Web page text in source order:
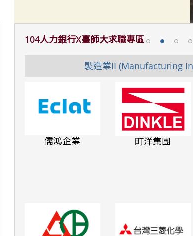
104人力銀行X臺師大求職專區
製造業II (Manufacturing
儒鴻企業 町洋集團